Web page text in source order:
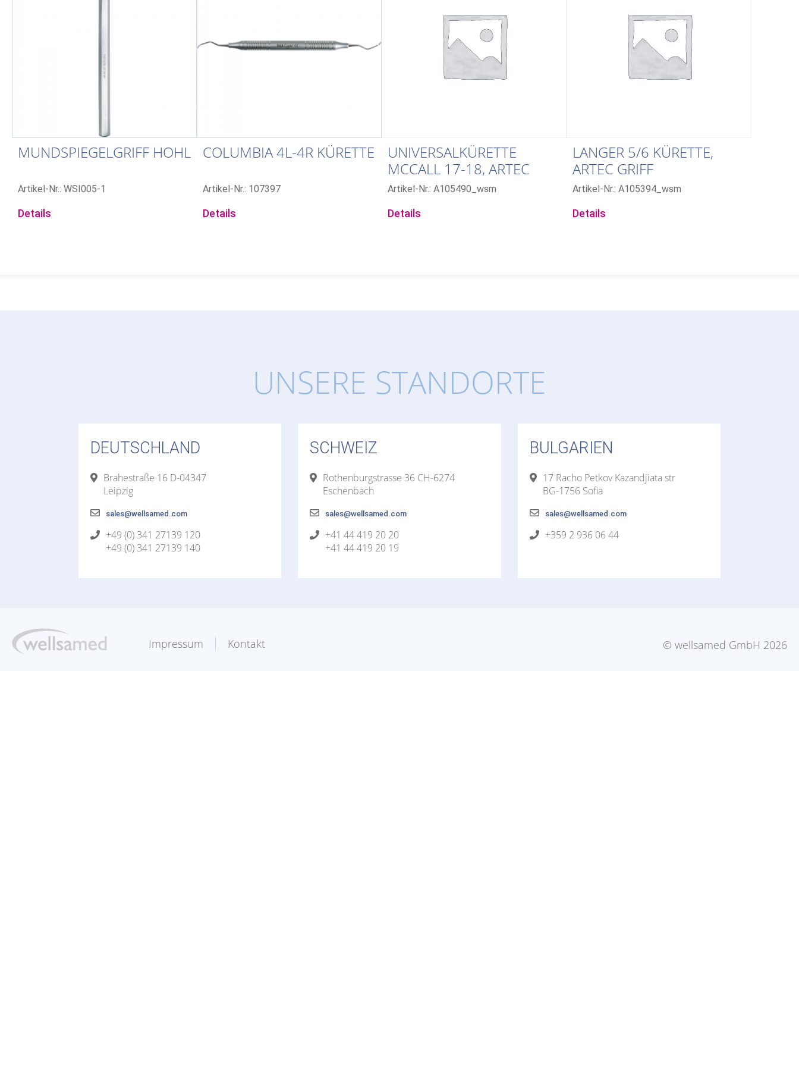
MUNDSPIEGELGRIFF HOHL
Artikel-Nr.: WSI005-1
Details
COLUMBIA 4L-4R KÜRETTE
Artikel-Nr.: 107397
Details
UNIVERSALKÜRETTE
MCCALL 17-18, ARTEC
GRIFF
Artikel-Nr.: A105490_wsm
Details
LANGER 5/6 KÜRETTE,
ARTEC GRIFF
Artikel-Nr.: A105394_wsm
Details
UNSERE STANDORTE
DEUTSCHLAND
Brahestraße 16 D-04347
Leipzig
sales@wellsamed.com
+49 (0) 341 27139 120
+49 (0) 341 27139 140
SCHWEIZ
Rothenburgstrasse 36 CH-6274
Eschenbach
sales@wellsamed.com
+41 44 419 20 20
+41 44 419 20 19
BULGARIEN
17 Racho Petkov Kazandjiata str
BG-1756 Sofia
sales@wellsamed.com
+359 2 936 06 44
Impressum Kontakt © wellsamed GmbH 2026